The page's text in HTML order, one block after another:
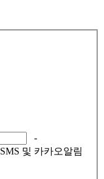
-
SMS 및 카카오알림